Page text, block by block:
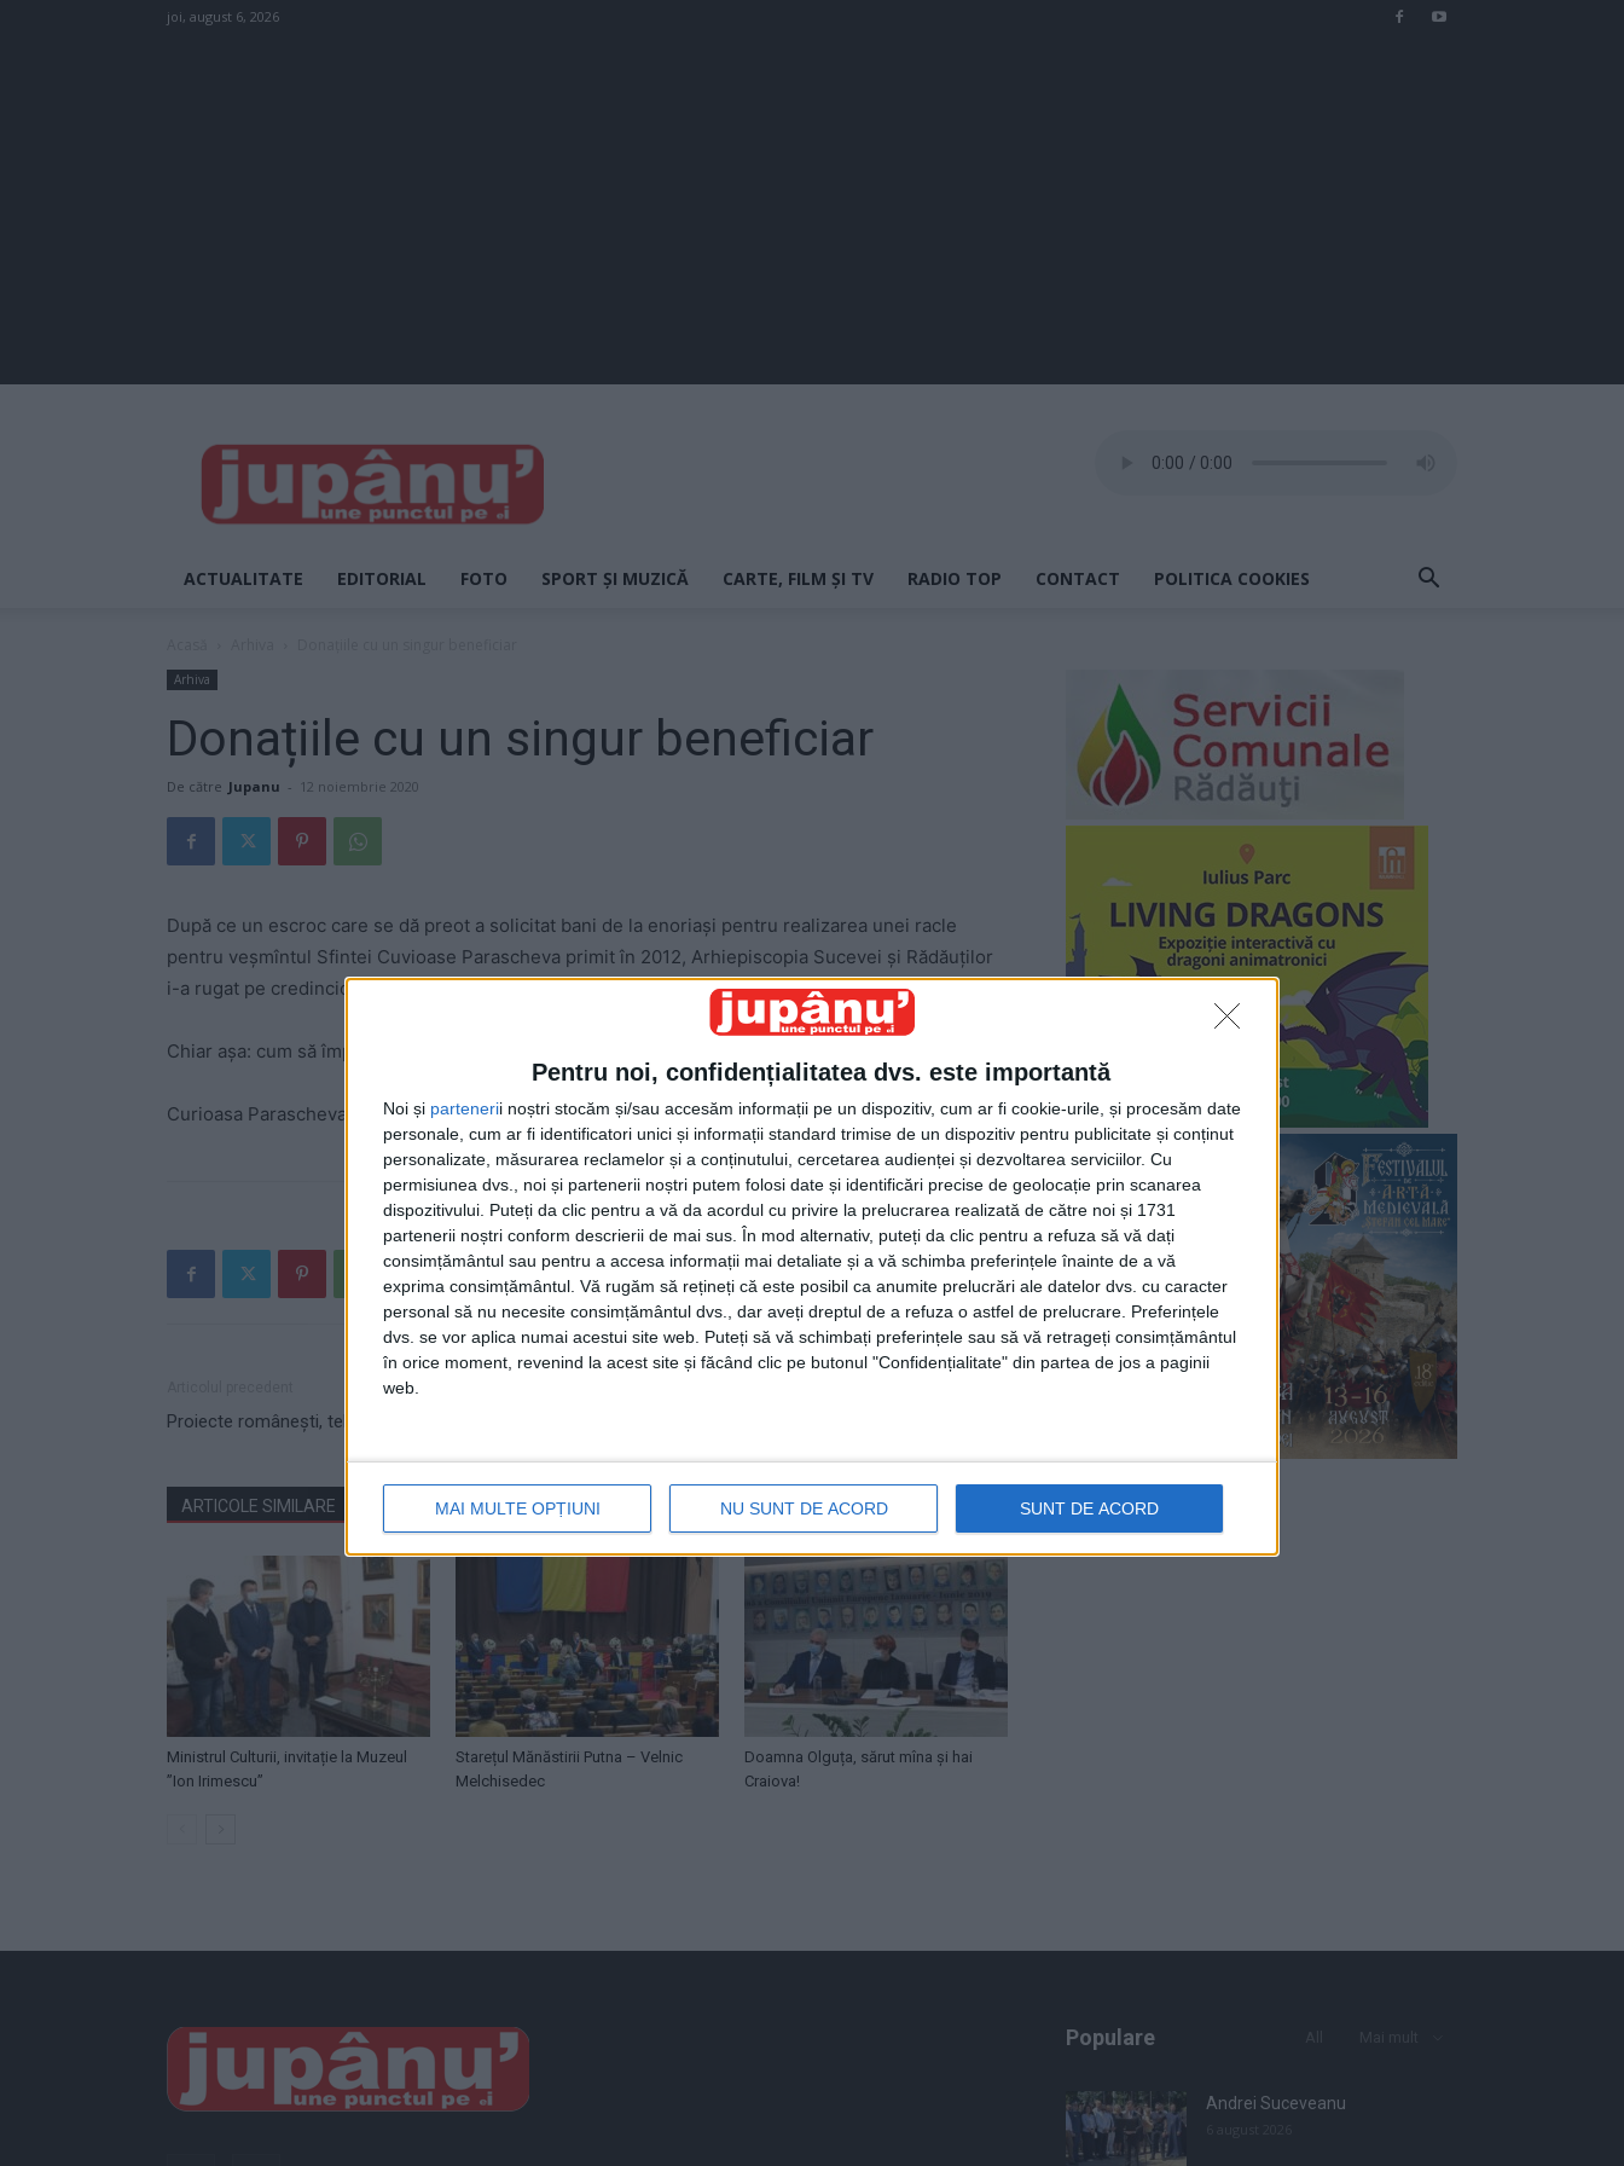
Pentru noi, confidențialitatea dvs. este importantă
Noi și partenerii noștri stocăm și/sau accesăm informații pe un dispozitiv, cum ar fi cookie-urile, și procesăm date
personale, cum ar fi identificatori unici și informații standard trimise de un dispozitiv pentru publicitate și conținut
personalizate, măsurarea reclamelor și a conținutului, cercetarea audienței și dezvoltarea serviciilor. Cu
permisiunea dvs., noi și partenerii noștri putem folosi date și identificări precise de geolocație prin scanarea
dispozitivului. Puteți da clic pentru a vă da acordul cu privire la prelucrarea realizată de către noi și 1731
partenerii noștri conform descrierii de mai sus. În mod alternativ, puteți da clic pentru a refuza să vă dați
consimțământul sau pentru a accesa informații mai detaliate și a vă schimba preferințele înainte de a vă
exprima consimțământul. Vă rugăm să rețineți că este posibil ca anumite prelucrări ale datelor dvs. cu caracter
personal să nu necesite consimțământul dvs., dar aveți dreptul de a refuza o astfel de prelucrare. Preferințele
dvs. se vor aplica numai acestui site web. Puteți să vă schimbați preferințele sau să vă retrageți consimțământul
în orice moment, revenind la acest site și făcând clic pe butonul "Confidențialitate" din partea de jos a paginii
web.
MAI MULTE OPȚIUNI NU SUNT DE ACORD SUNT DE ACORD
joi, august 6, 2026
JUPÂNU'
ACTUALITATE EDITORIAL FOTO SPORT ȘI MUZICĂ CARTE, FILM ȘI TV RADIO TOP CONTACT POLITICA COOKIES
Arhiva
Donațiile cu un singur beneficiar
De către Jupanu - 12 noiembrie 2020
După ce un escroc care se dă preot a solicitat bani de la enoriași pentru realizarea unei racle
pentru veșmîntul Sfintei Cuvioase Parascheva primit în 2012, Arhiepiscopia Sucevei și Rădăuților
i-a rugat pe credincioși să aibă grijă pentru cine fac donații.
Chiar așa: cum să împartă Biserica donațiile care i se cuvin? Și mai ales cu un escroc.
Curioasa Parascheva
Proiecte românești, tehnologie elvețiană
ARTICOLE SIMILARE DE LA ACELAȘI AUTOR
Ministrul Culturii, invitație la Muzeul
”Ion Irimescu”
Starețul Mănăstirii Putna – Velnic
Melchisedec
Doamna Olguța, sărut mîna și hai
Craiova!
Populare
Andrei Suceveanu